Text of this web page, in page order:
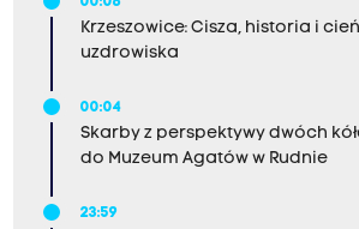
00:06
Krzeszowice: Cisza, historia i
uzdrowiska
00:04
Skarby z perspektywy dwóch
do Muzeum Agatów w Rudnie
23:59